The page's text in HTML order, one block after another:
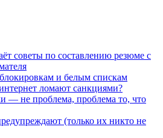
советы по составлению резюме с
и белым спискам
ломают санкциями?
— не проблема, проблема то, что
(только их никто не